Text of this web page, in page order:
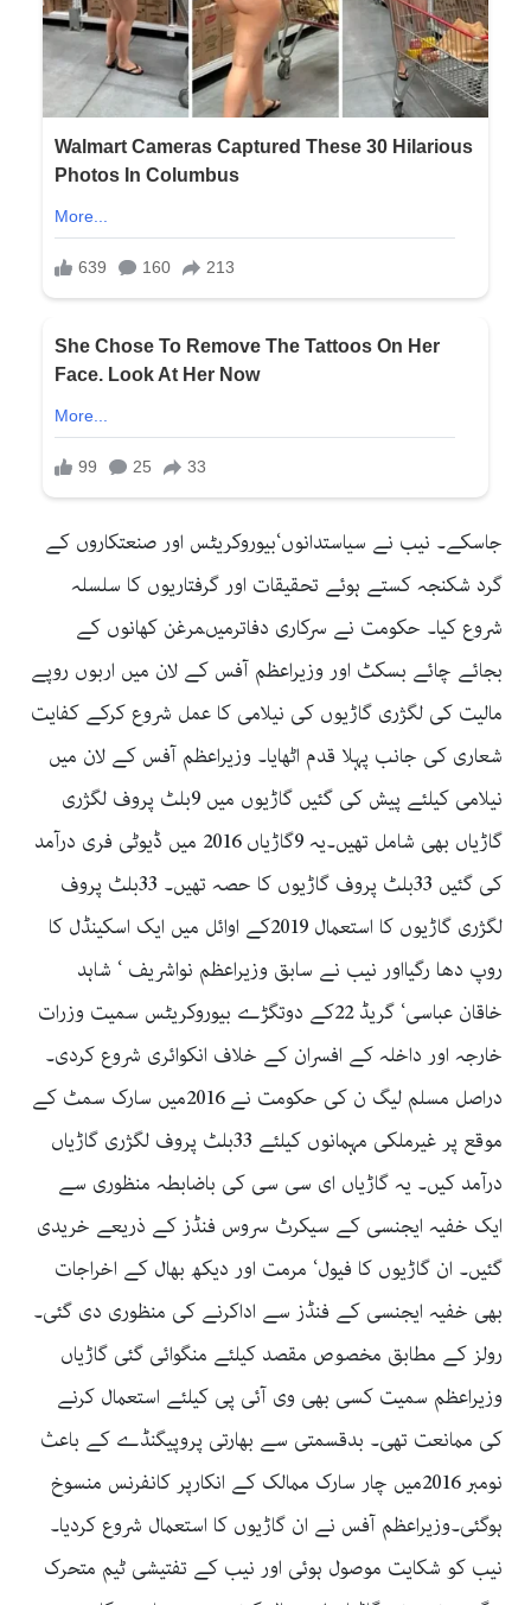
جاسکے۔ نیب نے سیاستدانوں‘بیوروکریٹس اور صنعتکاروں کے
گرد شکنجہ کستے ہوئے تحقیقات اور گرفتاریوں کا سلسلہ
شروع کیا۔ حکومت نے سرکاری دفاترمیںمرغن کھانوں کے
بجائے چائے بسکٹ اور وزیراعظم آفس کے لان میں اربوں روپے
مالیت کی لگژری گاڑیوں کی نیلامی کا عمل شروع کرکے کفایت
شعاری کی جانب پہلا قدم اٹھایا۔ وزیراعظم آفس کے لان میں
نیلامی کیلئے پیش کی گئیں گاڑیوں میں 9بلٹ پروف لگژری
گاڑیاں بھی شامل تھیں۔یہ 9گاڑیاں 2016 میں ڈیوٹی فری درآمد
کی گئیں 33بلٹ پروف گاڑیوں کا حصہ تھیں۔ 33بلٹ پروف
لگژری گاڑیوں کا استعمال 2019کے اوائل میں ایک اسکینڈل کا
روپ دھا رگیااور نیب نے سابق وزیراعظم نواشریف ‘ شاہد
خاقان عباسی‘ گریڈ 22کے دوتگڑے بیوروکریٹس سمیت وزرات
خارجہ اور داخلہ کے افسران کے خلاف انکوائری شروع کردی۔
دراصل مسلم لیگ ن کی حکومت نے 2016میں سارک سمٹ کے
موقع پر غیرملکی مہمانوں کیلئے 33بلٹ پروف لگژری گاڑیاں
درآمد کیں۔ یہ گاڑیاں ای سی سی کی باضابطہ منظوری سے
ایک خفیہ ایجنسی کے سیکرٹ سروس فنڈز کے ذریعے خریدی
گئیں۔ ان گاڑیوں کا فیول‘ مرمت اور دیکھ بھال کے اخراجات
بھی خفیہ ایجنسی کے فنڈز سے اداکرنے کی منظوری دی گئی۔
رولز کے مطابق مخصوص مقصد کیلئے منگوائی گئی گاڑیاں
وزیراعظم سمیت کسی بھی وی آئی پی کیلئے استعمال کرنے
کی ممانعت تھی۔ بدقسمتی سے بھارتی پروپیگنڈے کے باعث
نومبر 2016میں چار سارک ممالک کے انکارپر کانفرنس منسوخ
ہوگئی۔وزیراعظم آفس نے ان گاڑیوں کا استعمال شروع کردیا۔
نیب کو شکایت موصول ہوئی اور نیب کے تفتیشی ٹیم متحرک